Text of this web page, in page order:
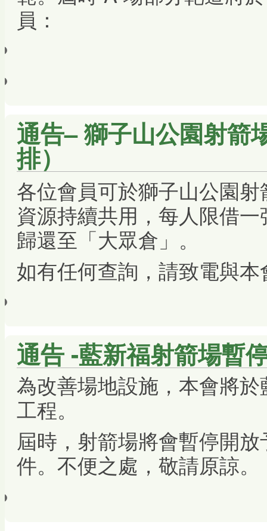
員：
通告– 獅子山公園射箭
排）
各位會員可於獅子山公園
資源持續共用，每人限借
歸還至「大眾倉」。
如有任何查詢，請致電與
通告 -藍新福射箭場暫
為改善場地設施，本會將
工程。
屆時，射箭場將會暫停開
件。不便之處，敬請原諒。